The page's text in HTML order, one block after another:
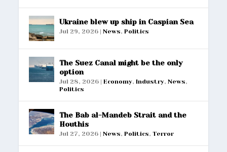
Ukraine blew up ship in Caspian Sea
Jul 29, 2026 |News,Politics
The Suez Canal might be the only
option
Jul 28, 2026 |Economy,Industry,News,
Politics
The Bab al-Mandeb Strait and the
Houthis
Jul 27, 2026 |News,Politics,Terror